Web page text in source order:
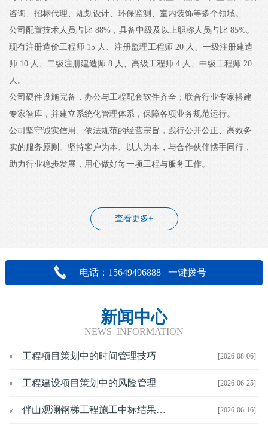
咨询、招标代理、规划设计、环保监测、室内装饰等多个领域。
公司配置技术人员占比 88%，具备中级及以上职称人员占比 85%。
现有注册造价工程师 15 人、注册监理工程师 20 人、一级注册建造
师 10 人、二级注册建造师 8 人、高级工程师 4 人、中级工程师 20
人。
公司硬件设施完备，办公与工程配套软件齐全；联合行业专家搭建
专家智库，并建立系统化管理体系，保障各项业务规范运行。
公司坚守诚实信用、依法规范的经营宗旨，践行公开公正、高效务
实的服务原则。坚持客户为本、以人为本，与合作伙伴携手同行，
助力行业稳步发展，用心做好每一项工程与服务工作。
查看更多+
电话：15649496888 一键拨号
新闻中心
NEWS INFORMATION
[2026-08-06]
工程项目策划中的时间管理技巧
[2026-06-25]
工程建设项目策划中的风险管理
[2026-06-16]
伴山观澜钢梯工程施工中标结果公示